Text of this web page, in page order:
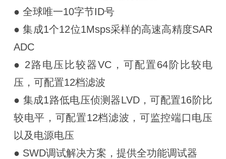
● 全球唯一10字节ID号
● 集成1个12位1Msps采样的高速高精度SAR
ADC
● 2路电压比较器VC，可配置64阶比较电
压，可配置12档滤波
● 集成1路低电压侦测器LVD，可配置16阶比
较电平，可配置12档滤波，可监控端口电压
以及电源电压
● SWD调试解决方案，提供全功能调试器